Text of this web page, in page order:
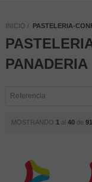
INICIO PASTELERIA-
PANADERIA
MOSTRANDO 1 al 40de 91